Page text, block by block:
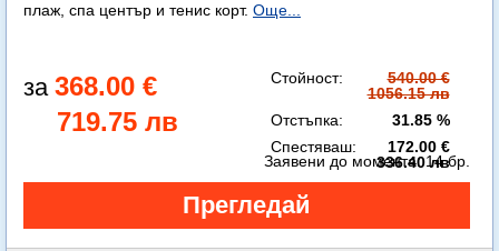
плаж, спа център и тенис корт. Още...
368.00 €
719.75 лв
Стойност:
540.00 €
1056.15 лв
Отстъпка:
31.85 %
Спестяваш:
172.00 €
336.40 лв
Заявени до момента:14 бр.